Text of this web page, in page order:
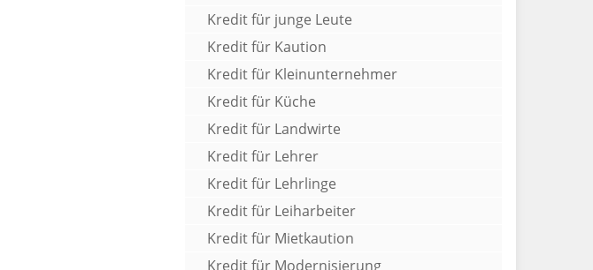
Kredit für junge Leute
Kredit für Kaution
Kredit für Kleinunternehmer
Kredit für Küche
Kredit für Landwirte
Kredit für Lehrer
Kredit für Lehrlinge
Kredit für Leiharbeiter
Kredit für Mietkaution
Kredit für Modernisierung